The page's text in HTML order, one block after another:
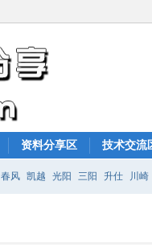
资料分享区 技术交流
春风 凯越 光阳 三阳 升仕 川崎